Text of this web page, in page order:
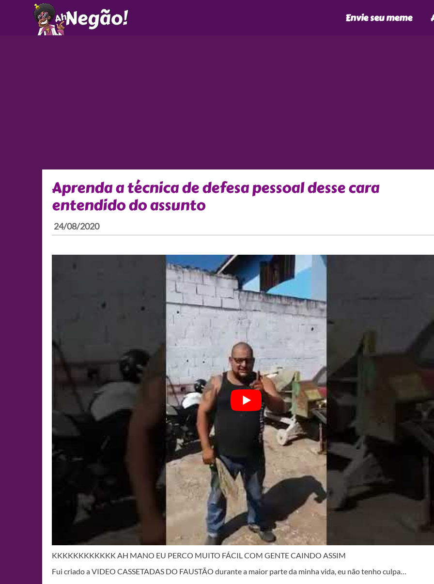
Envie seu meme
Aprenda a técnica de defesa pessoal desse cara
entendido do assunto
24/08/2020
KKKKKKKKKKKK AH MANO EU PERCO MUITO FÁCIL COM GENTE CAINDO ASSIM
Fui criado a VIDEO CASSETADAS DO FAUSTÃO durante a maior parte da minha vida, eu não tenho culpa…